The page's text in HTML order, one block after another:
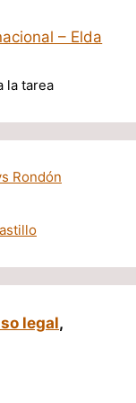
– Elda
la tarea
Rondón
legal,